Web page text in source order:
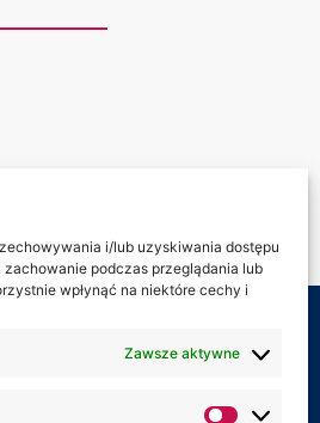
i/lub uzyskiwania dostępu
podczas przeglądania lub
wpłynąć na niektóre cechy i
Zawsze aktywne